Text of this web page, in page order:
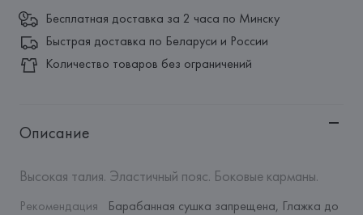
Бесплатная доставка за 2 часа по Минску
Быстрая доставка по Беларуси и России
Количество товаров без ограничений
Описание
Высокая талия. Эластичный пояс. Боковые карманы.
Рекомендация
Барабанная сушка запрещена, Глажка до